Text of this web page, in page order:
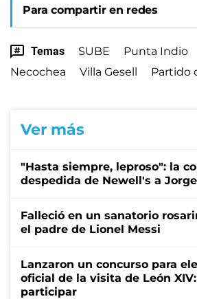
Para compartir en redes
Temas SUBE Punta Indio
Necochea
Villa Gesell Partido
Ver más
"Hasta siempre, leproso": la
despedida de Newell's a
Falleció en un sanatorio
el padre de Lionel Messi
Lanzaron un concurso para
oficial de la visita de León
participar